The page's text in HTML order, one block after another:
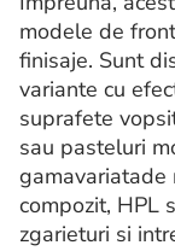
modele de
finisaje. Sunt
variante cu
suprafete
sau pasteluri
gamavariatade
compozit, HPL
zgarieturi si